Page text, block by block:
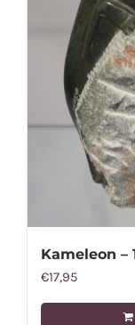
Kameleon –
€17,95